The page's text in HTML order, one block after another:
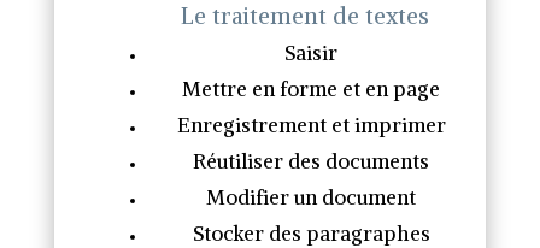
Le traitement de textes
Saisir
Mettre en forme et en page
Enregistrement et imprimer
Réutiliser des documents
Modifier un document
Stocker des paragraphes